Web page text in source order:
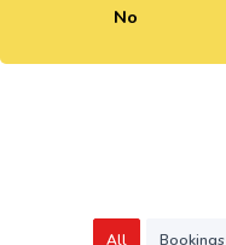
No
All Bookings